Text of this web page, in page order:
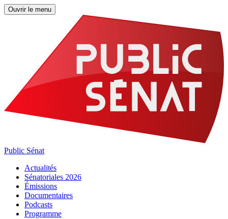
Ouvrir le menu
Public Sénat
Actualités
Sénatoriales 2026
Émissions
Documentaires
Podcasts
Programme